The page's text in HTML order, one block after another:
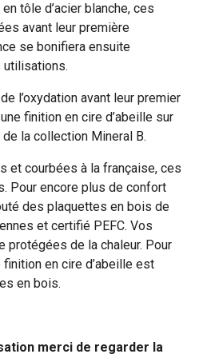
tôle d’acier blanche, ces
avant leur première
se bonifiera ensuite
utilisations.
l’oxydation avant leur premier
finition en cire d’abeille sur
la collection Mineral B.
et courbées à la française, ces
Pour encore plus de confort
des plaquettes en bois de
et certifié PEFC. Vos
protégées de la chaleur. Pour
en cire d’abeille est
en bois.
merci de regarder la